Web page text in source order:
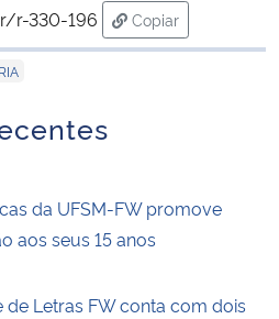
r-330-196
Copiar
para área de
da UFSM-FW promove
aos seus 15 anos
Letras FW conta com dois